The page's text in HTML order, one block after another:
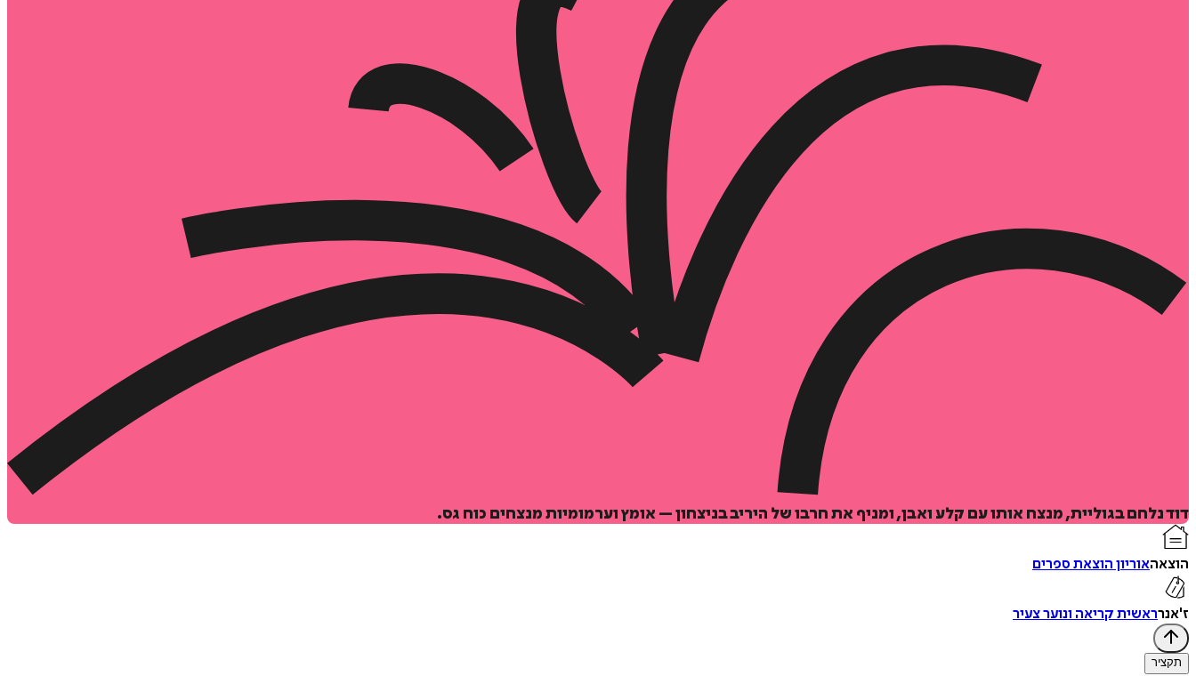
איזה פורמט בא לך?
דוד נלחם בגוליית, מנצח אותו עם קלע ואבן, ומניף את חרבו של היריב בניצחון – אומץ וערמומיות מנצחים כוח גס.
הוצאהאוריון הוצאת ספרים
ז'אנרראשית קריאה ונוער צעיר
תקציר